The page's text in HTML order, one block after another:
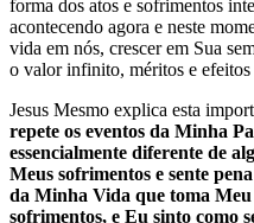
forma dos atos e sofrimentos
acontecendo agora e neste
vida em nós, crescer em Sua
o valor infinito, méritos e efeitos
Jesus Mesmo explica esta
repete os eventos da Minha
essencialmente diferente de
Meus sofrimentos e sente
da Minha Vida que toma
sofrimentos, e Eu sinto como